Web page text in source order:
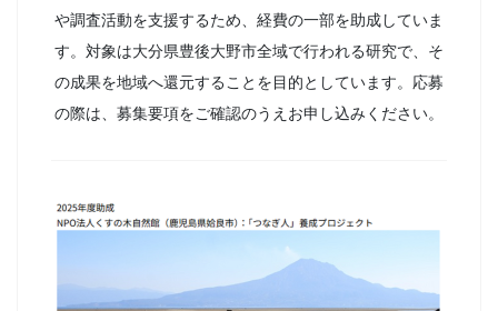
や調査活動を支援するため、経費の一部を助成していま
す。対象は大分県豊後大野市全域で行われる研究で、そ
の成果を地域へ還元することを目的としています。応募
の際は、募集要項をご確認のうえお申し込みください。